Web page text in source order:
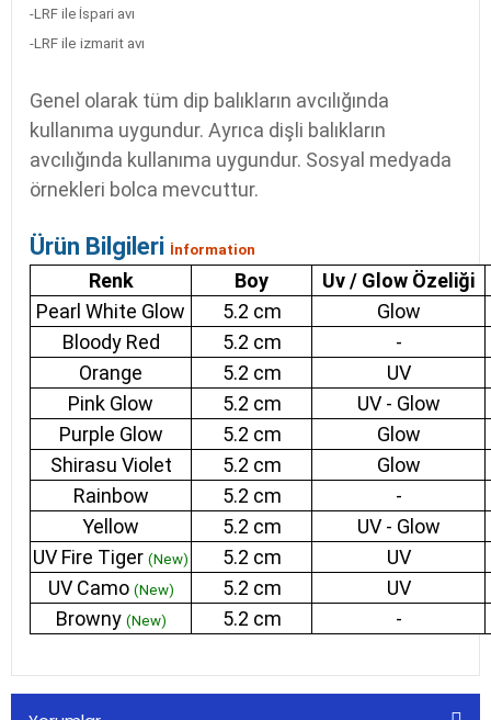
-LRF ile İspari avı
-LRF ile izmarit avı
Genel olarak tüm dip balıkların avcılığında
kullanıma uygundur. Ayrıca dişli balıkların
avcılığında kullanıma uygundur. Sosyal medyada
örnekleri bolca mevcuttur.
Ürün Bilgileri İnformation
Renk Boy
Uv / Glow Özeliği
Pearl White Glow
5.2 cm
Glow
Bloody Red
5.2 cm
-
Orange
5.2 cm
UV
Pink Glow
5.2 cm
UV - Glow
Purple Glow
5.2 cm
Glow
Shirasu Violet
5.2 cm
Glow
Rainbow
5.2 cm
-
Yellow
5.2 cm
UV - Glow
UV Fire Tiger (New) 5.2 cm
UV
UV Camo (New) 5.2 cm
UV
Browny (New) 5.2 cm -